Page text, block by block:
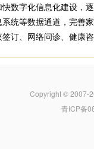
数字化信息化建设，
统等数据通道，完善
订、网络问诊、健康
Copyright © 2007-
青ICP备